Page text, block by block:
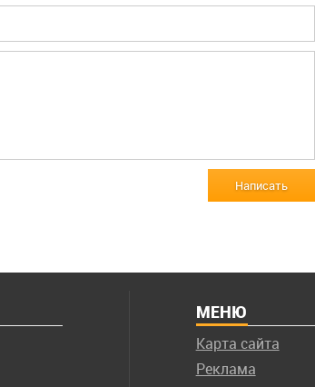
Написать
МЕНЮ
Карта сайта
Реклама